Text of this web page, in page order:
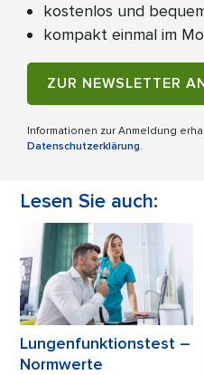
kostenlos und
kompakt einmal im
ZUR NEWSLETTER
Informationen zur Anmeldung
Datenschutzerklärung.
Lesen Sie auch:
Lungenfunktionstest –
Normwerte